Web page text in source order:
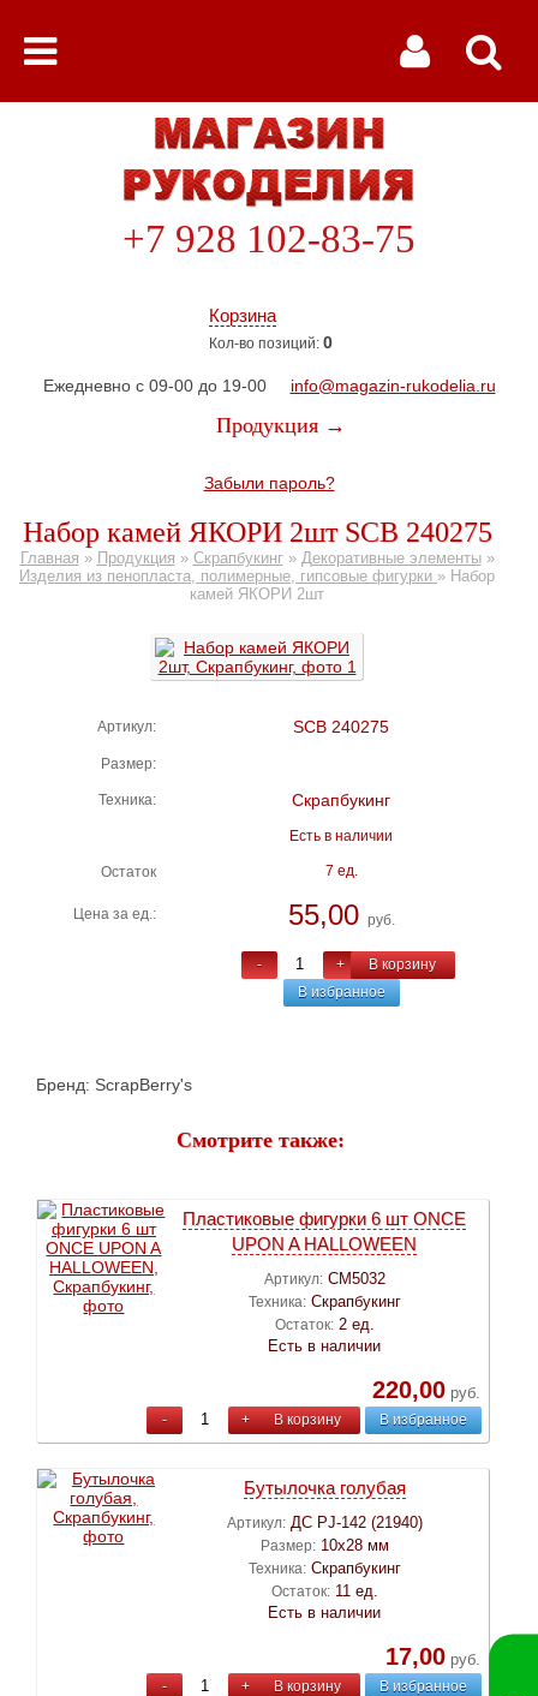
Корзина
Кол-во позиций: 0
+7 928 102-83-75
Ежедневно с 09-00 до 19-00 info@magazin-rukodelia.ru
Продукция →
Забыли пароль?
Набор камей ЯКОРИ 2шт SCB 240275
Главная » Продукция » Скрапбукинг» Декоративные элементы»
Изделия из пенопласта, полимерные, гипсовые фигурки » Набор
камей ЯКОРИ 2шт
Артикул: SCB 240275
Размер:
Техника: Скрапбукинг
Есть в наличии
Остаток 7 ед.
Цена за ед.: 55,00 руб.
- +
В корзину
В избранное
Бренд: ScrapBerry's
Смотрите также:
Пластиковые фигурки 6 шт ONCE
UPON A HALLOWEEN
Артикул: CM5032
Техника: Скрапбукинг
Остаток: 2 ед.
Есть в наличии
220,00руб.
- + В корзину В избранное
Бутылочка голубая
Артикул: ДС PJ-142 (21940)
Размер: 10х28 мм
Техника: Скрапбукинг
Остаток: 11 ед.
Есть в наличии
17,00руб.
- + В корзину В избранное